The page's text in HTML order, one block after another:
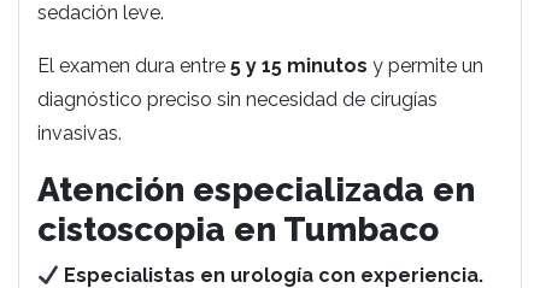
sedación leve.
El examen dura entre 5 y 15 minutos y permite un
diagnóstico preciso sin necesidad de cirugías
invasivas.
Atención especializada en
cistoscopia en Tumbaco
Especialistas en urología con experiencia.